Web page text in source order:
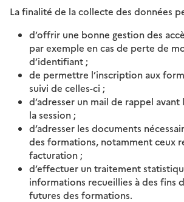
La finalité de la collecte des données
d’offrir une bonne gestion des
par exemple en cas de perte de
d’identifiant ;
de permettre l’inscription aux
suivi de celles-ci ;
d’adresser un mail de rappel avant
la session ;
d’adresser les documents
des formations, notamment ceux
facturation ;
d’effectuer un traitement
informations recueillies à des fins
futures des formations.